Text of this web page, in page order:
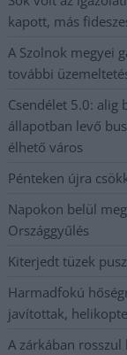
kapott, más
A Szolnok megyei
további
Csendélet 5.0: alig
állapotban levő
élhető város
Pénteken újra
Napokon belül
Országgyűlés
Kiterjedt tüzek
Harmadfokú
javítottak,
A zárkában